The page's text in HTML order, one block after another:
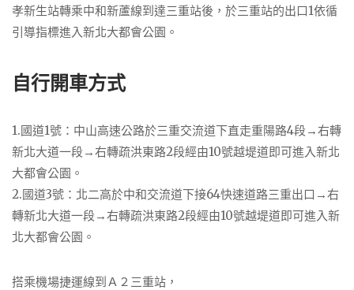
孝新生站轉乘中和新蘆線到達三重站後，於三重站的出口1依循
引導指標進入新北大都會公園。
自行開車方式
1.國道1號：中山高速公路於三重交流道下直走重陽路4段→右轉
新北大道一段→右轉疏洪東路2段經由10號越堤道即可進入新北
大都會公園。
2.國道3號：北二高於中和交流道下接64快速道路三重出口→右
轉新北大道一段→右轉疏洪東路2段經由10號越堤道即可進入新
北大都會公園。
搭乘機場捷運線到Ａ２三重站，